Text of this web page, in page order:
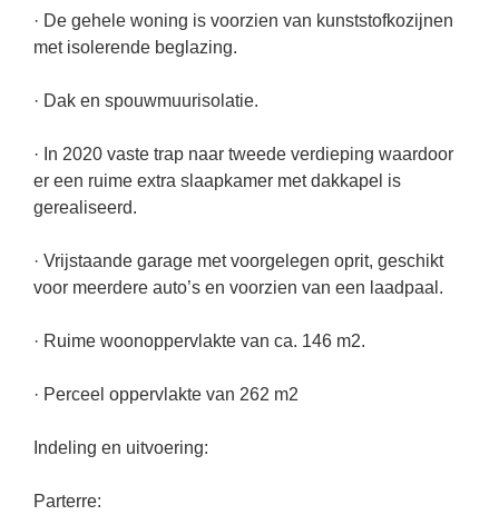
· De gehele woning is voorzien van kunststofkozijnen
met isolerende beglazing.
· Dak en spouwmuurisolatie.
· In 2020 vaste trap naar tweede verdieping waardoor
er een ruime extra slaapkamer met dakkapel is
gerealiseerd.
· Vrijstaande garage met voorgelegen oprit, geschikt
voor meerdere auto’s en voorzien van een laadpaal.
· Ruime woonoppervlakte van ca. 146 m2.
· Perceel oppervlakte van 262 m2
Indeling en uitvoering:
Parterre: